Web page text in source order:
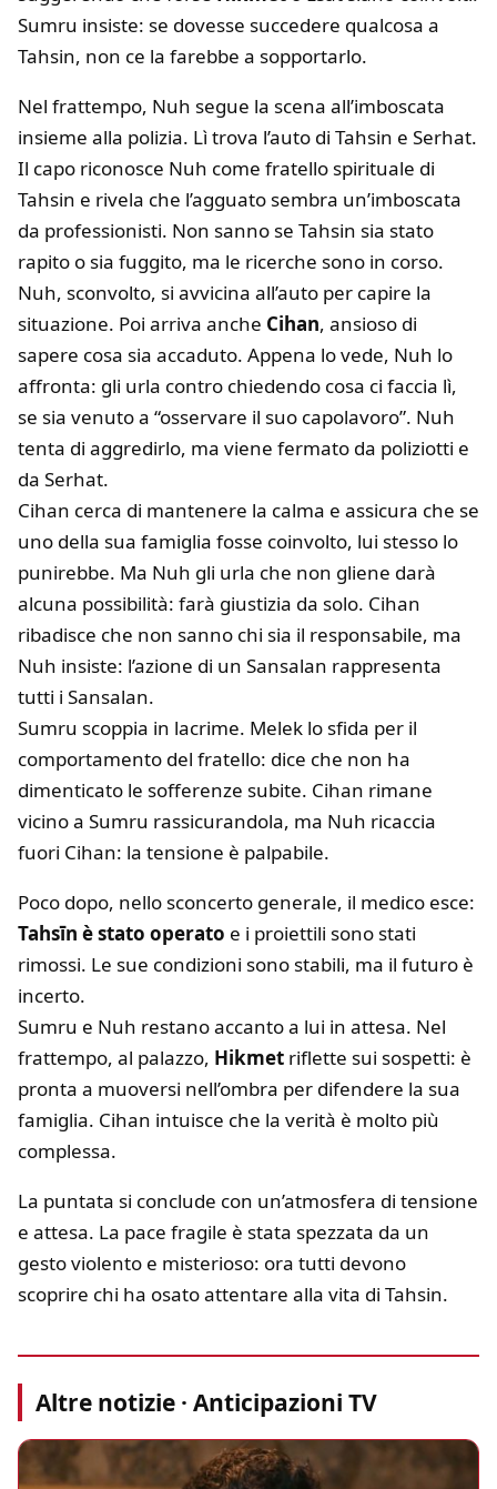
Sumru insiste: se dovesse succedere qualcosa a
Tahsin, non ce la farebbe a sopportarlo.
Nel frattempo, Nuh segue la scena all’imboscata
insieme alla polizia. Lì trova l’auto di Tahsin e Serhat.
Il capo riconosce Nuh come fratello spirituale di
Tahsin e rivela che l’agguato sembra un’imboscata
da professionisti. Non sanno se Tahsin sia stato
rapito o sia fuggito, ma le ricerche sono in corso.
Nuh, sconvolto, si avvicina all’auto per capire la
situazione. Poi arriva anche Cihan, ansioso di
sapere cosa sia accaduto. Appena lo vede, Nuh lo
affronta: gli urla contro chiedendo cosa ci faccia lì,
se sia venuto a “osservare il suo capolavoro”. Nuh
tenta di aggredirlo, ma viene fermato da poliziotti e
da Serhat.
Cihan cerca di mantenere la calma e assicura che se
uno della sua famiglia fosse coinvolto, lui stesso lo
punirebbe. Ma Nuh gli urla che non gliene darà
alcuna possibilità: farà giustizia da solo. Cihan
ribadisce che non sanno chi sia il responsabile, ma
Nuh insiste: l’azione di un Sansalan rappresenta
tutti i Sansalan.
Sumru scoppia in lacrime. Melek lo sfida per il
comportamento del fratello: dice che non ha
dimenticato le sofferenze subite. Cihan rimane
vicino a Sumru rassicurandola, ma Nuh ricaccia
fuori Cihan: la tensione è palpabile.
Poco dopo, nello sconcerto generale, il medico esce:
Tahsīn è stato operato e i proiettili sono stati
rimossi. Le sue condizioni sono stabili, ma il futuro è
incerto.
Sumru e Nuh restano accanto a lui in attesa. Nel
frattempo, al palazzo, Hikmet riflette sui sospetti: è
pronta a muoversi nell’ombra per difendere la sua
famiglia. Cihan intuisce che la verità è molto più
complessa.
La puntata si conclude con un’atmosfera di tensione
e attesa. La pace fragile è stata spezzata da un
gesto violento e misterioso: ora tutti devono
scoprire chi ha osato attentare alla vita di Tahsin.
Altre notizie · Anticipazioni TV